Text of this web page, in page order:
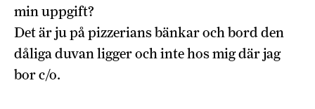
min uppgift?
Det är ju på pizzerians bänkar och bord den
dåliga duvan ligger och inte hos mig där jag
bor c/o.